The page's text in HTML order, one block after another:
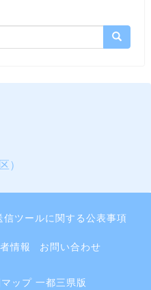
）
信ツールに関する公表事項
情報 お問い合わせ
ップ 一都三県版